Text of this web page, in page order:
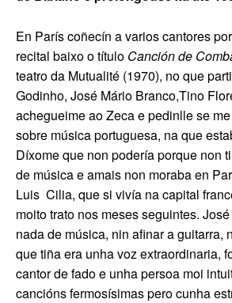
En París coñecín a varios cantores
recital baixo o título Canción de
teatro da Mutualité (1970), no que
Godinho, José Mário Branco,Tino
achegueime ao Zeca e pedinlle se
sobre música portuguesa, na que
Díxome que non podería porque non
de música e amais non moraba en
Luis Cilia, que si vivía na capital
moito trato nos meses seguintes.
nada de música, nin afinar a guitarra,
que tiña era unha voz extraordinaria,
cantor de fado e unha persoa moi
cancións fermosísimas pero cunha